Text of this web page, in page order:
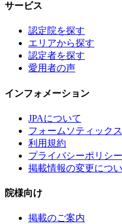
サービス
認定院を探す
エリアから探す
認定者を探す
愛用者の声
インフォメーション
JPAについて
フォームソティック
利用規約
プライバシーポリシー
掲載情報の変更につ
院様向け
掲載のご案内